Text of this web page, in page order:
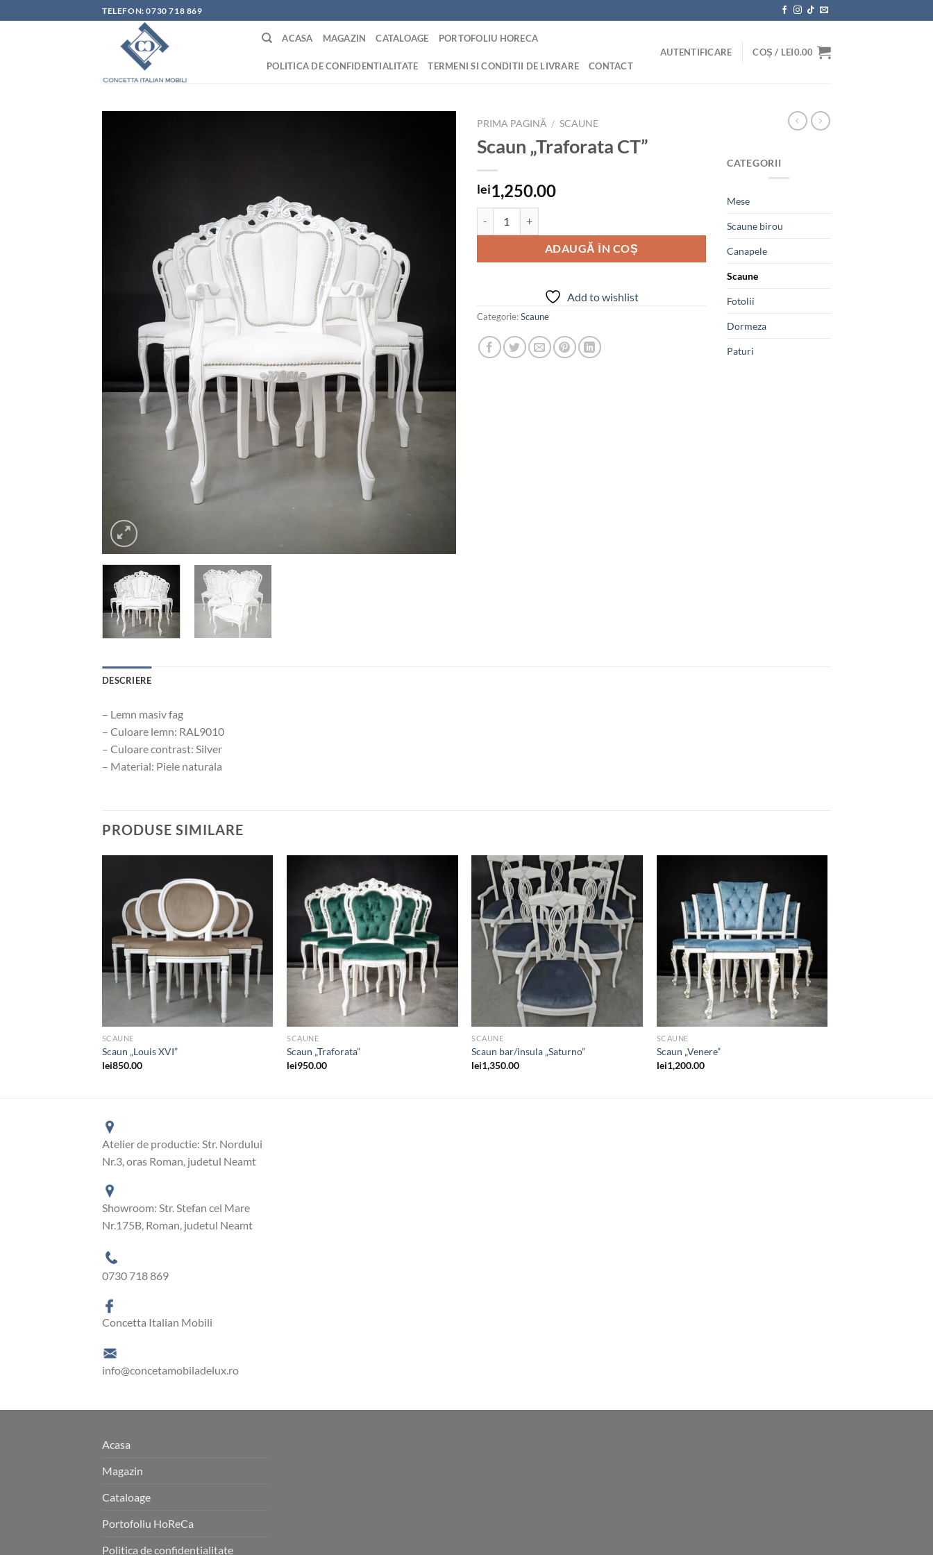
to
TELEFON: 0730 718 869
ACASA MAGAZIN CATALOAGE PORTOFOLIU HORECA
POLITICA DE CONFIDENTIALITATE TERMENI SI CONDITII DE LIVRARE CONTACT
AUTENTIFICARE COȘ / LEI0.00
PRIMA PAGINĂ / SCAUNE
Scaun „Traforata CT”
lei1,250.00
ADAUGĂ ÎN COȘ
Add to wishlist
Categorie:Scaune
CATEGORII
Mese
Scaune birou
Canapele
Scaune
Fotolii
Dormeza
Paturi
DESCRIERE
– Lemn masiv fag
– Culoare lemn: RAL9010
– Culoare contrast: Silver
– Material: Piele naturala
PRODUSE SIMILARE
wishlist
SCAUNE
Scaun „Louis XVI”
lei850.00
Add to
wishlist
SCAUNE
Scaun „Traforata”
lei950.00
Add to
wishlist
SCAUNE
Scaun bar/insula „Saturno”
lei1,350.00
wishlist
SCAUNE
Scaun „Venere”
lei1,200.00
Atelier de productie: Str. Nordului
Nr.3, oras Roman, judetul Neamt
Showroom: Str. Stefan cel Mare
Nr.175B, Roman, judetul Neamt
0730 718 869
Concetta Italian Mobili
info@concetamobiladelux.ro
Acasa
Magazin
Cataloage
Portofoliu HoReCa
Politica de confidentialitate